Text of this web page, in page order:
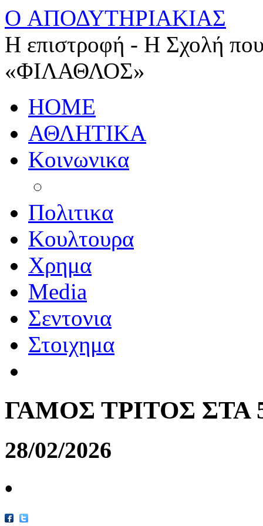
O ΑΠΟΔΥΤΗΡΙΑΚΙΑΣ
Η επιστροφή - Η Σχολή
«ΦΙΛΑΘΛΟΣ»
HOME
ΑΘΛΗΤΙΚΑ
Κοινωνικα
Πολιτικα
Κουλτουρα
Χρημα
Media
Σεντονια
Στοιχημα
ΓΑΜΟΣ ΤΡΙΤΟΣ ΣΤΑ
28/02/2026
•